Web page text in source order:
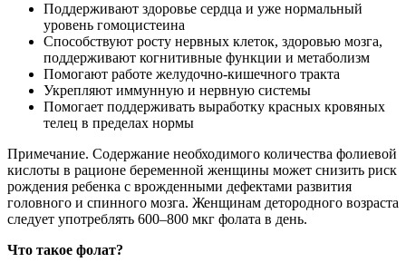
Поддерживают здоровье сердца и уже нормальный
уровень гомоцистеина
Способствуют росту нервных клеток, здоровью мозга,
поддерживают когнитивные функции и метаболизм
Помогают работе желудочно-кишечного тракта
Укрепляют иммунную и нервную системы
Помогает поддерживать выработку красных кровяных
телец в пределах нормы
Примечание. Содержание необходимого количества фолиевой
кислоты в рационе беременной женщины может снизить риск
рождения ребенка с врожденными дефектами развития
головного и спинного мозга. Женщинам детородного возраста
следует употреблять 600–800 мкг фолата в день.
Что такое фолат?